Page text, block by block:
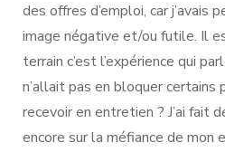
des offres d’emploi, car j’avais
image négative et/ou futile. Il
terrain c’est l’expérience qui
n’allait pas en bloquer certains
recevoir en entretien ? J’ai fait
encore sur la méfiance de mon